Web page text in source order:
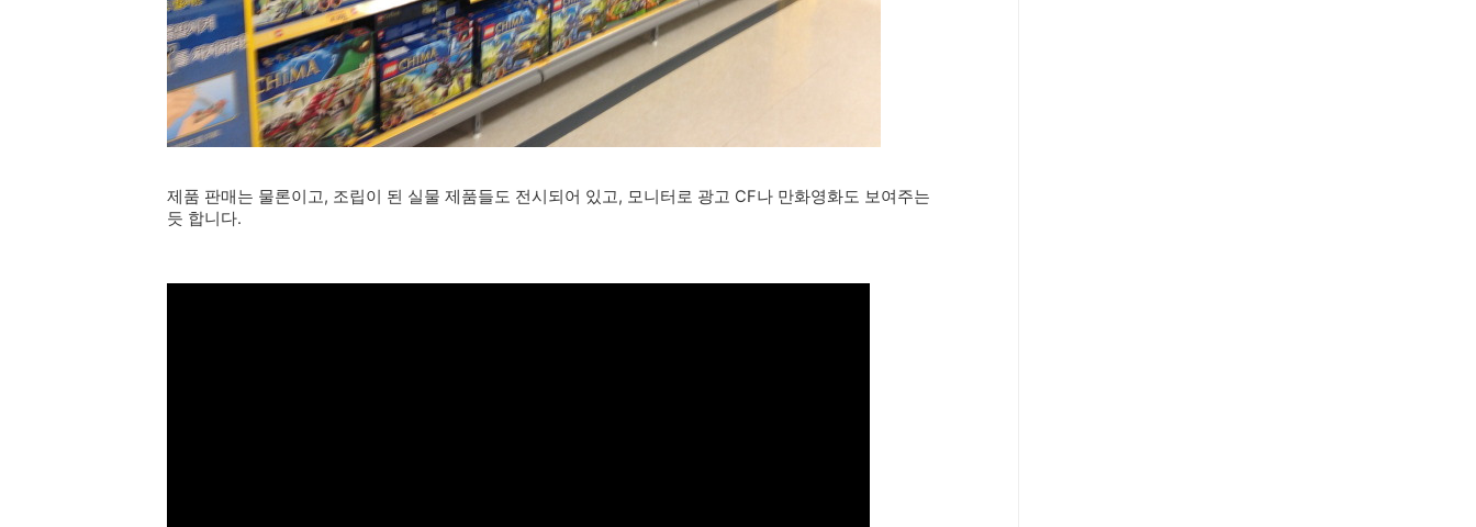
제품 판매는 물론이고, 조립이 된 실물 제품들도 전시되어 있고, 모니터로 광고 CF나 만화영화도 보여주는
듯 합니다.